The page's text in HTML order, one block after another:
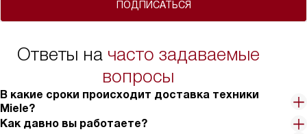
ПОДПИСАТЬСЯ
Ответы на часто задаваемые
вопросы
В какие сроки происходит доставка техники
Miele?
Как давно вы работаете?